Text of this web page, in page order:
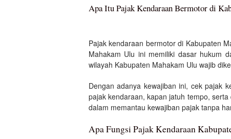
Apa Itu Pajak Kendaraan Bermotor di
Pajak kendaraan bermotor di Kabupaten
Mahakam Ulu ini memiliki dasar hukum
wilayah Kabupaten Mahakam Ulu wajib
Dengan adanya kewajiban ini, cek pajak
pajak kendaraan, kapan jatuh tempo,
dalam memantau kewajiban pajak tanpa
Apa Fungsi Pajak Kendaraan